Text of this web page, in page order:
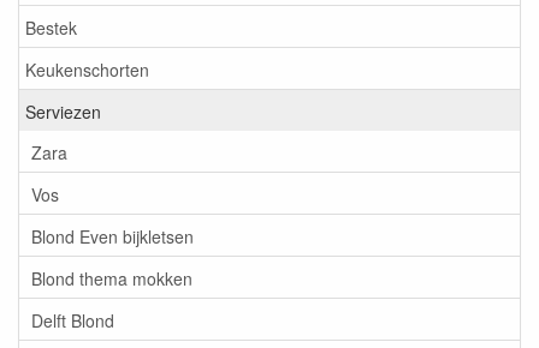
Bestek
Keukenschorten
Serviezen
Zara
Vos
Blond Even bijkletsen
Blond thema mokken
Delft Blond